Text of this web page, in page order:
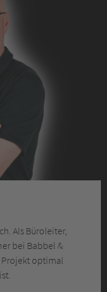
Als Büroleiter,
bei Babbel &
Projekt optimal